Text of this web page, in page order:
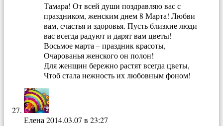
Тамара! От всей души поздравляю вас с
праздником, женским днем 8 Марта! Любви
вам, счастья и здоровья. Пусть близкие люди
вас всегда радуют и дарят вам цветы!
Восьмое марта – праздник красоты,
Очарованья женского он полон!
Для женщин бережно растят всегда цветы,
Чтоб стала нежность их любовным фоном!
Елена 2014.03.07 в 23:27